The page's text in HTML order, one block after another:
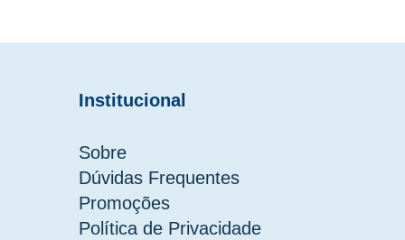
Institucional
Sobre
Dúvidas Frequentes
Promoções
Política de Privacidade